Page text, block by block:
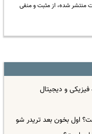
منتشر شده، از مثبت و منفی
و دیجیتال
اول بخون بعد تریدر شو